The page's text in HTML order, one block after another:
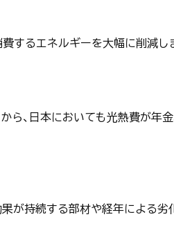
するエネルギーを大幅に削減し
ら、日本においても光熱費が年
が持続する部材や経年による劣